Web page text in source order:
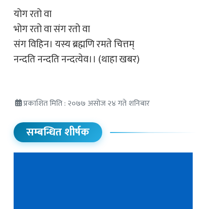
योग रतो वा
भोग रतो वा संग रतो वा
संग विहिन। यस्य ब्रह्मणि रमते चित्तम्
नन्दति नन्दति नन्दत्येव।। (थाहा खबर)
प्रकाशित मिति : २०७७ असोज २४ गते शनिबार
सम्बन्धित शीर्षक